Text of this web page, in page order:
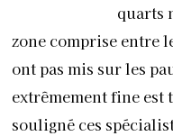
quarts
zone comprise entre
ont pas mis sur les
extrêmement fine est
souligné ces